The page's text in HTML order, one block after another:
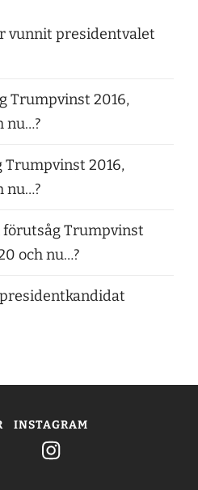
vunnit presidentvalet
Trumpvinst 2016,
nu…?
Trumpvinst 2016,
nu…?
förutsåg Trumpvinst
och nu…?
INSTAGRAM